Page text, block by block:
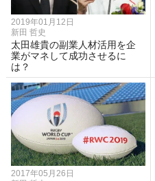
2019年01月12日
新田 哲史
太田雄貴の副業人材活用を企
業がマネして成功させるに
は？
2017年05月26日